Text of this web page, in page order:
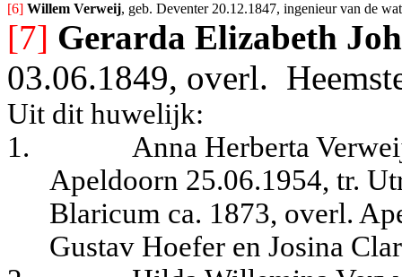
[6] Willem Verweij, geb. Deventer 20.12.1847, ingenieur van de
[7] Gerarda Elizabeth
03.06.1849, overl.
Uit dit huwelijk:
1.
Anna Herberta
Apeldoorn 25.06.1954, tr.
Blaricum ca. 1873, overl.
Gustav Hoefer en Josina